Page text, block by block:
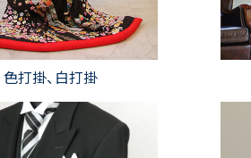
色打掛、白打掛